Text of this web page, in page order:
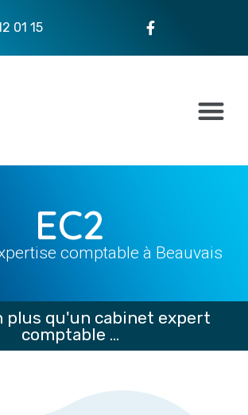
01 15
EC2
comptable à Beauvais
plus qu'un cabinet expert
comptable ...